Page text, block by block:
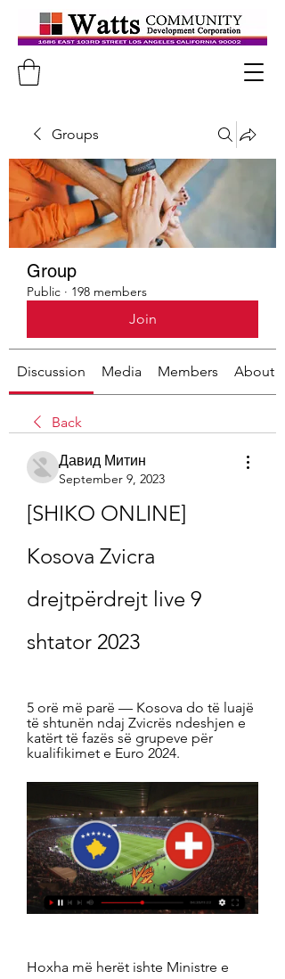
Groups
Group
Public · 198 members
Join
Discussion Media Members About
Back
Давид Митин
September 9, 2023
[SHIKO ONLINE]
Kosova Zvicra
drejtpërdrejt live 9
shtator 2023
5 orë më parë — Kosova do të luajë
të shtunën ndaj Zvicrës ndeshjen e
katërt të fazës së grupeve për
kualifikimet e Euro 2024.
Hoxha më herët ishte Ministre e